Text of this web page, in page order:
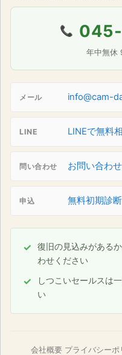
📞
年中無休
メール info@cam-
LINE LINEで無料
問い合わせ お問い合わ
申込 無料初期診断
復旧の見込みがある
わせください
しつこいセールスは
い
会社概要 プライバシーポ